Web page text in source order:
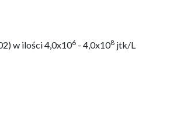
w ilości 4,0x106 - 4,0x108 jtk/L